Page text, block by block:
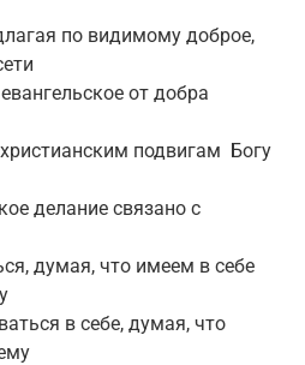
по видимому доброе,
от добра
подвигам Богу
делание связано с
думая, что имеем в себе
в себе, думая, что